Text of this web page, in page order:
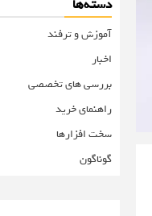
دسته‌ها
آموزش و ترفند
اخبار
بررسی های تخصصی
راهنمای خرید
سخت افزارها
گوناگون